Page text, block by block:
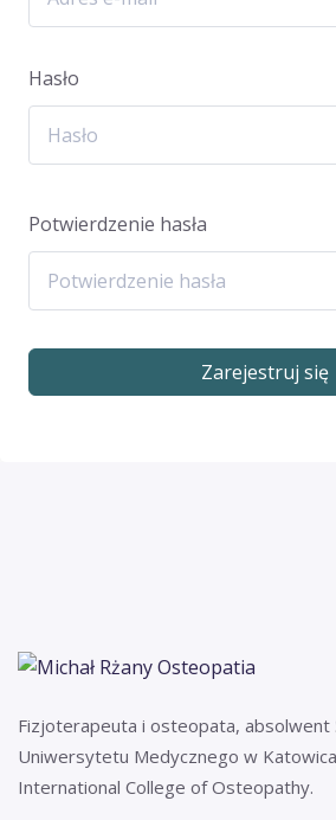
Hasło
Potwierdzenie hasła
Zarejestruj się
Fizjoterapeuta i osteopata, absolwent
Uniwersytetu Medycznego w
International College of Osteopathy.